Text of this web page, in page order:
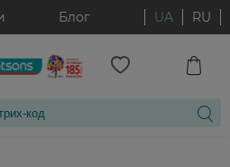
Блог UA RU